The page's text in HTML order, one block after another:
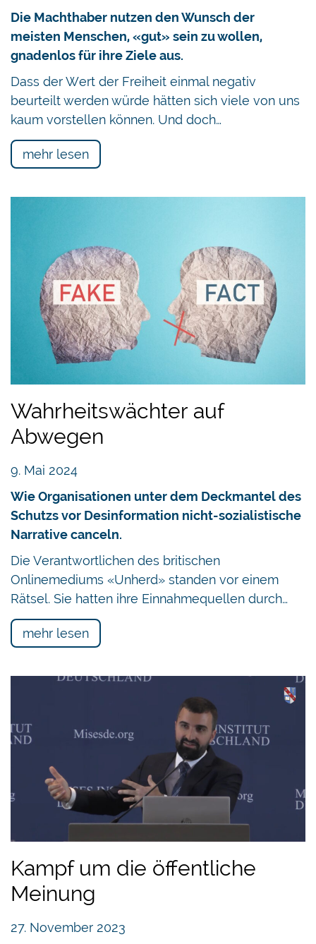
Die Machthaber nutzen den Wunsch der
meisten Menschen, «gut» sein zu wollen,
gnadenlos für ihre Ziele aus.
Dass der Wert der Freiheit einmal negativ
beurteilt werden würde hätten sich viele von uns
kaum vorstellen können. Und doch…
mehr lesen
Wahrheitswächter auf
Abwegen
9. Mai 2024
Wie Organisationen unter dem Deckmantel des
Schutzs vor Desinformation nicht-sozialistische
Narrative canceln.
Die Verantwortlichen des britischen
Onlinemediums «Unherd» standen vor einem
Rätsel. Sie hatten ihre Einnahmequellen durch…
mehr lesen
Kampf um die öffentliche
Meinung
27. November 2023